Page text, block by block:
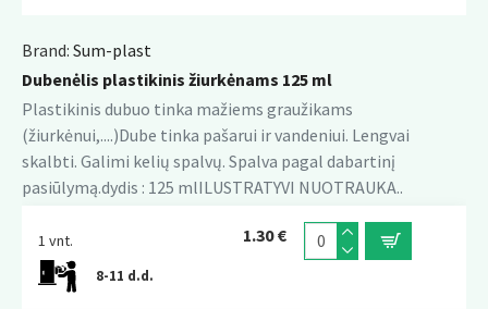
Brand: Sum-plast
Dubenėlis plastikinis žiurkėnams 125 ml
Plastikinis dubuo tinka mažiems graužikams
(žiurkėnui,....)Dube tinka pašarui ir vandeniui. Lengvai
skalbti. Galimi kelių spalvų. Spalva pagal dabartinį
pasiūlymą.dydis : 125 mlILUSTRATYVI NUOTRAUKA..
1 vnt.
8-11 d.d.
1.30 €